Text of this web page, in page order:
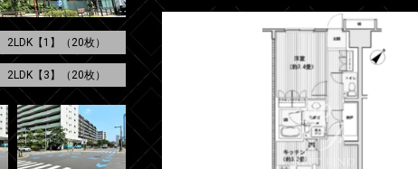
2LDK【1】（20枚）
2LDK【3】（20枚）